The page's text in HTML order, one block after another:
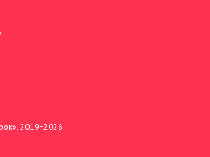
2019−2026